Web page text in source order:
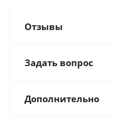
Отзывы
Задать вопрос
Дополнительно